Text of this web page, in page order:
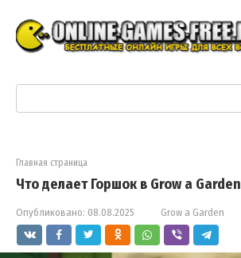
контенту
Поиск:
Главная страница
Что делает Горшок в Grow a Garden
Опубликовано: 08.08.2025 Grow a Garden